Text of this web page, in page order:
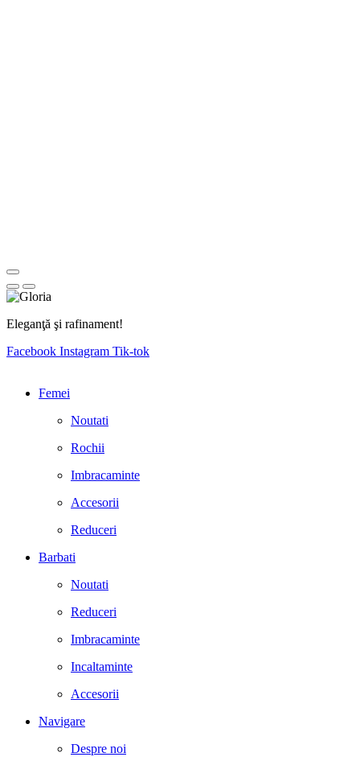
Eleganţă şi rafinament!
Facebook Instagram Tik-tok
Femei
Noutati
Rochii
Imbracaminte
Accesorii
Reduceri
Barbati
Noutati
Reduceri
Imbracaminte
Incaltaminte
Accesorii
Navigare
Despre noi